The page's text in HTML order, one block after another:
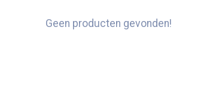
Geen producten gevonden!